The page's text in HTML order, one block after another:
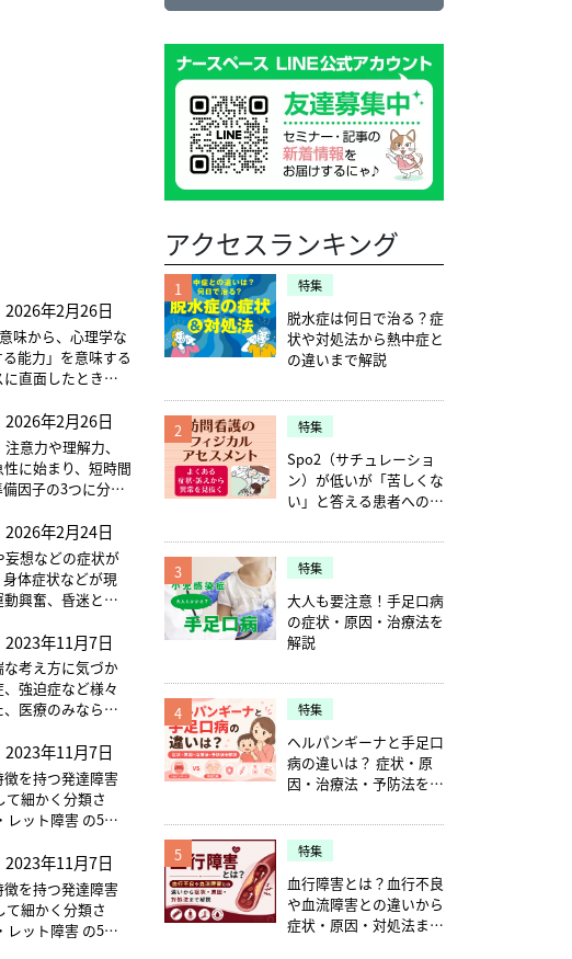
2026年2月26日
味から、心理学な
能力」を意味する
直面したときに
していく力を含
セスなどにおい
2026年2月26日
意力や理解力、
に始まり、短時間
因子の3つに分け
反応しないほど
発因子となる日
といわれる終末
し合いを重ねな
2026年2月24日
想などの症状が
体症状などが現
興奮、昏迷とい
う「被害妄
聴・幻覚は患者
ます。運動療法、
れば安定した生
長 豊田 早苗
2023年11月7日
考え方に気づか
強迫症など様々
医療のみならず
2023年11月7日
を持つ発達障害
レット障害 の5つ
閉症スペクトラ
がほぼ同じ意味
2023年11月7日
を持つ発達障害
レット障害 の5つ
アクセスランキング
1 特集
脱水症は何日で治る？症
状や対処法から熱中症と
の違いまで解説
2 特集
Spo2（サチュレーショ
ン）が低いが「苦しくな
い」と答える患者への確
3 特集
大人も要注意！手足口病
の症状・原因・治療法を
解説
4 特集
ヘルパンギーナと手足口
病の違いは？ 症状・原
因・治療法・予防法を解
5 特集
血行障害とは？血行不良
や血流障害との違いから
症状・原因・対処法まで